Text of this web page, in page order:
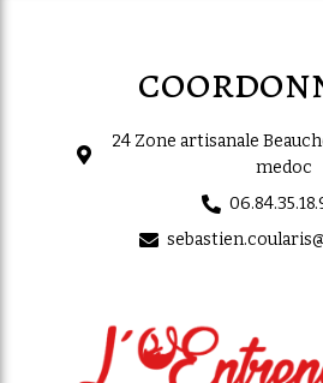
24 Zone artisanale
medoc